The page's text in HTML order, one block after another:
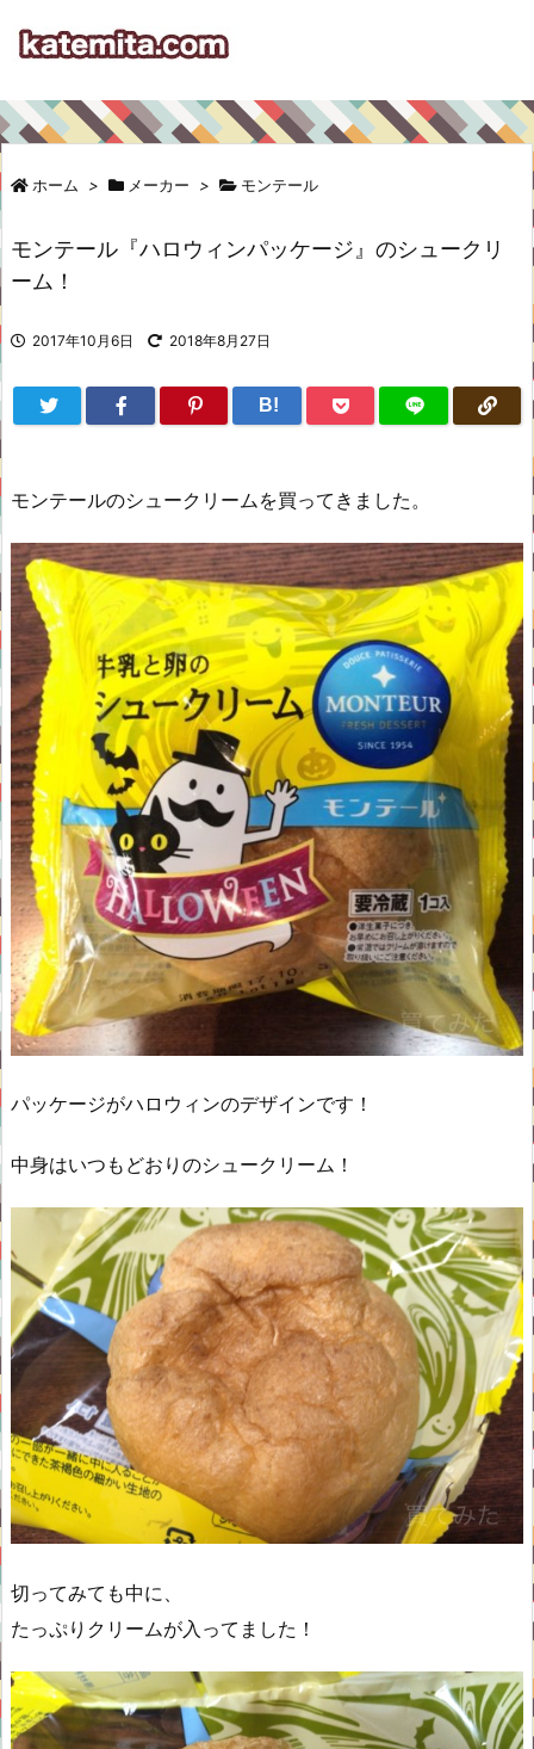
ホーム > メーカー > モンテール
モンテール『ハロウィンパッケージ』のシュークリ
ーム！
2017年10月6日 2018年8月27日
B!
モンテールのシュークリームを買ってきました。
パッケージがハロウィンのデザインです！
中身はいつもどおりのシュークリーム！
切ってみても中に、
たっぷりクリームが入ってました！